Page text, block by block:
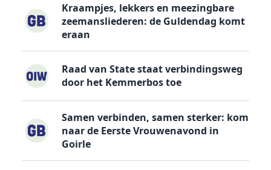
Kraampjes, lekkers en meezingbare
zeemansliederen: de Guldendag komt
eraan
Raad van State staat verbindingsweg
door het Kemmerbos toe
Samen verbinden, samen sterker: kom
naar de Eerste Vrouwenavond in
Goirle